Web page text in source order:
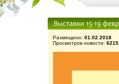
Размещено: 01.02.2018
Просмотров новости: 6215